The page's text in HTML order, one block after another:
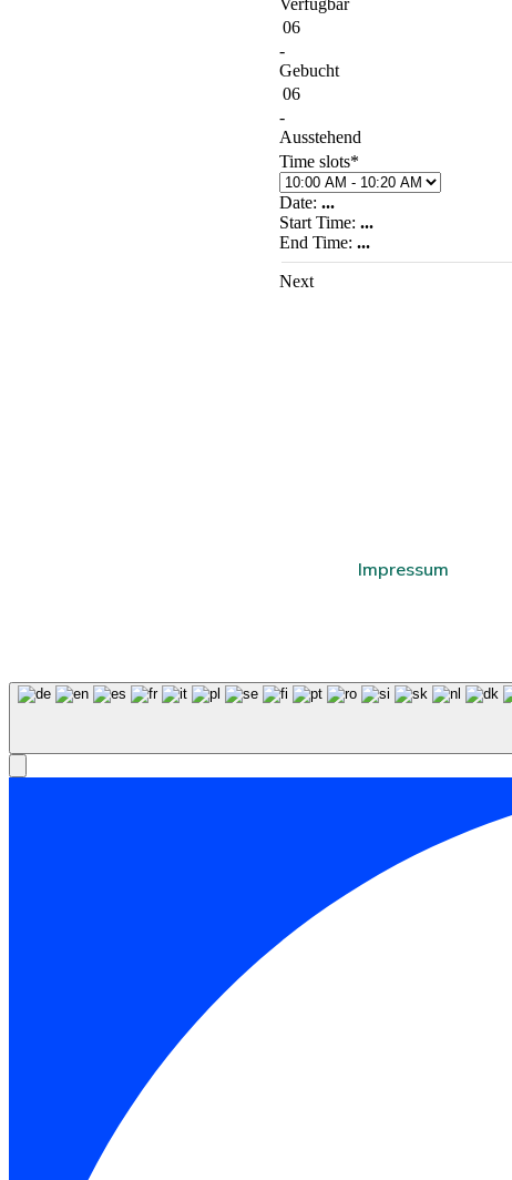
Verfügbar
06
-
Gebucht
06
-
Ausstehend
Time slots*
Date: ...
Start Time: ...
End Time: ...
Next
Impressum